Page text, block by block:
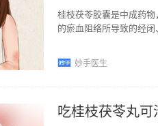
桂枝茯苓胶囊是中成药
的瘀血阻络所导致的经
妙手医生
吃桂枝茯苓丸